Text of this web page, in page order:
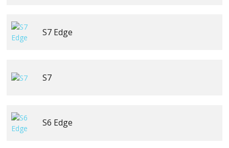
S7 Edge
S7
S6 Edge